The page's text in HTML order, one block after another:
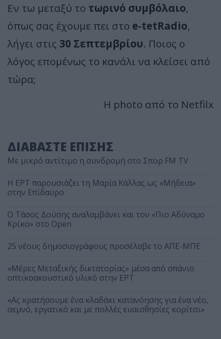
Εν τω μεταξύ το τωρινό συμβόλαιο,
όπως σας έχουμε πει στο e-tetRadio,
λήγει στις 30 Σεπτεμβρίου. Ποιος ο
λόγος επομένως το κανάλι να κλείσει από
τώρα;
Η photo από το Netfilx
ΔΙΑΒΑΣΤΕ ΕΠΙΣΗΣ
Με μικρό αντίτιμο η συνδρομή στο Σπορ FM TV
Η ΕΡΤ παρουσιάζει τη Μαρία Κάλλας ως «Μήδεια»
στην Επίδαυρο
Ο Τάσος Δούσης αναλαμβάνει και τον «Πιο Αδύναμο
Κρίκο» στο Open
25 νέους δημοσιογράφους προσέλαβε το ΑΠΕ-ΜΠΕ
«Μέρες Μεταξικής δικτατορίας» μέσα από σπάνιο
οπτικοακουστικό υλικό στην ΕΡΤ
«Ας κρατήσουμε ένα κλαδάκι κατανόησης για ένα νέο,
σεμνό, εργατικό και με πολλές ευαισθησίες κορίτσι»